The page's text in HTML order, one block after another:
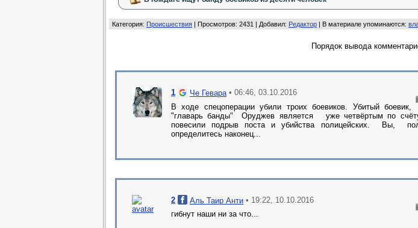
Категория: Происшествия | Просмотров: 2431 | Добавил: Редактор | В материале упоминаются:
Порядок вывода
1 Че Гевара • 06:46, 03.10.2016
В ходе спецоперации убили троих боевиков. Убитый боевик,
"главарь банды" Оруджев является уже четвёртым по
повесили подрыв поста и убийства полицейских. Вы,
определитесь наконец...
2 Аль Таир Анти • 19:22, 10.10.2016
гибнут наши ни за что...